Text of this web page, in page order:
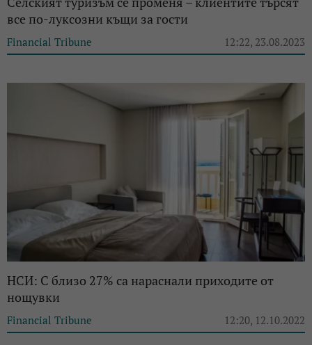
все по-луксозни къщи за гости
Financial Tribune 12:22, 23.08.2023
НСИ: С близо 27% са нараснали приходите от
нощувки
Financial Tribune 12:20, 12.10.2022